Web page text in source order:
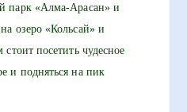
парк «Алма-Арасан» и
озеро «Кольсай» и
посетить чудесное
и подняться на пик